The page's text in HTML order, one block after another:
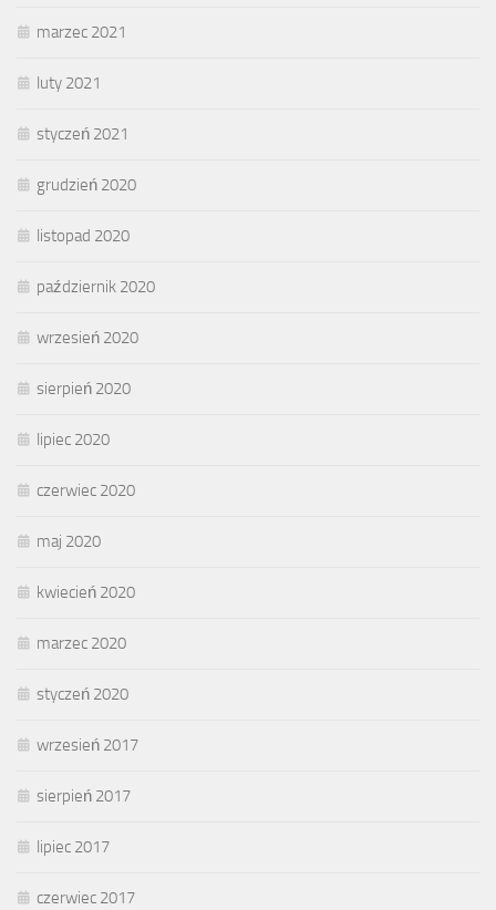
marzec 2021
luty 2021
styczeń 2021
grudzień 2020
listopad 2020
październik 2020
wrzesień 2020
sierpień 2020
lipiec 2020
czerwiec 2020
maj 2020
kwiecień 2020
marzec 2020
styczeń 2020
wrzesień 2017
sierpień 2017
lipiec 2017
czerwiec 2017